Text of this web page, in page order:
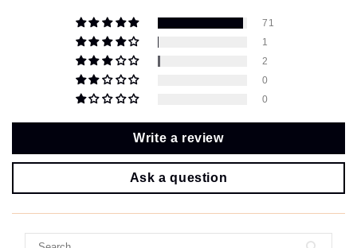
71
1
2
0
0
Write a review
Ask a question